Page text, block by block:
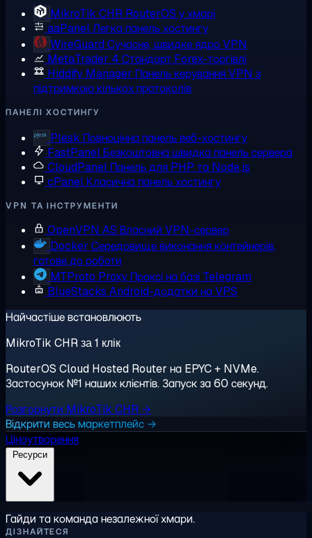
MikroTik CHR RouterOS у хмарі
aaPanelЛегка панель хостингу
WireGuard Сучасне, швидке ядро VPN
MetaTrader 4 Стандарт Forex-торгівлі
Hiddify Manager Панель керування VPN з
підтримкою кількох протоколів
ПАНЕЛІ ХОСТИНГУ
Plesk Повноцінна панель веб-хостингу
FastPanelБезкоштовна швидка панель сервера
CloudPanel Панель для PHP та Node.js
cPanelКласична панель хостингу
VPN ТА ІНСТРУМЕНТИ
OpenVPN AS Власний VPN-сервер
Docker Середовище виконання контейнерів,
готове до роботи
MTProto Proxy Проксі на базі Telegram
BlueStacks Android-додатки на VPS
Найчастіше встановлюють
MikroTik CHR за 1 клік
RouterOS Cloud Hosted Router на EPYC + NVMe.
Застосунок №1 наших клієнтів. Запуск за 60 секунд.
Розгорнути MikroTik CHR →
Відкрити весь маркетплейс →
Ціноутворення
Гайди та команда незалежної хмари.
ДІЗНАЙТЕСЯ